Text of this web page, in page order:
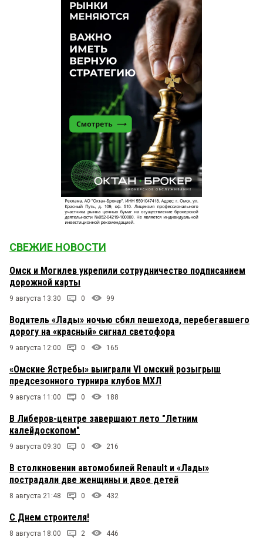
СВЕЖИЕ НОВОСТИ
Омск и Могилев укрепили сотрудничество подписанием
дорожной карты
9 августа 13:30 0 99
Водитель «Лады» ночью сбил пешехода, перебегавшего
дорогу на «красный» сигнал светофора
9 августа 12:00 0 165
«Омские Ястребы» выиграли VI омский розыгрыш
предсезонного турнира клубов МХЛ
9 августа 11:00 0 188
В Либеров-центре завершают лето "Летним
калейдоскопом"
9 августа 09:30 0 216
В столкновении автомобилей Renault и «Лады»
пострадали две женщины и двое детей
8 августа 21:48 0 432
С Днем строителя!
8 августа 18:00 2 446